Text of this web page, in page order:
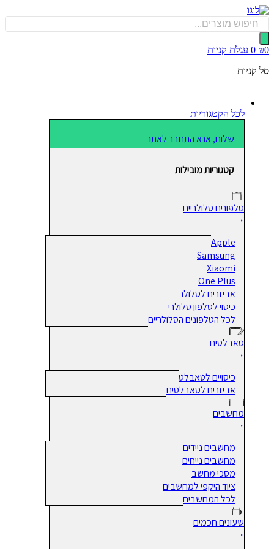
0 עגלת קניות
לכל הקטגוריות
שלום, אנא התחבר לאתר
קטגוריות מובילות
טלפונים סלולריים
Apple
Samsung
Xiaomi
One Plus
אביזרים לסלולר
כיסוי לטלפון סלולרי
לכל הטלפונים הסלולריים
טאבלטים
כיסויים לטאבלט
אביזרים לטאבלטים
מחשבים
מחשבים ניידים
מחשבים נייחים
מסכי מחשב
ציוד היקפי למחשבים
לכל המחשבים
שעונים חכמים